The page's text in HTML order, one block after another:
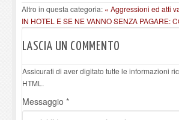
Altro in questa categoria: « Aggressioni ed atti
IN HOTEL E SE NE VANNO SENZA PAGARE:
LASCIA UN COMMENTO
Assicurati di aver digitato tutte le informazioni
HTML.
Messaggio *